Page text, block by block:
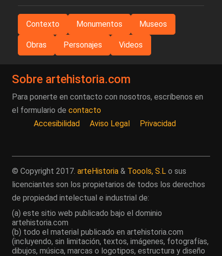
Contexto Monumentos Museos
Obras Personajes Videos
Sobre artehistoria.com
Para ponerte en contacto con nosotros, escríbenos en
el formulario de contacto
Accesibilidad
Aviso Legal Privacidad
© Copyright 2017. arteHistoria & Toools, S.L o sus
licenciantes son los propietarios de todos los derechos
de propiedad intelectual e industrial de:
(a) este sitio web publicado bajo el dominio
artehistoria.com
(b) todo el material publicado en artehistoria.com
(incluyendo, sin limitación, textos, imágenes, fotografías,
dibujos, música, marcas o logotipos, estructura y diseño